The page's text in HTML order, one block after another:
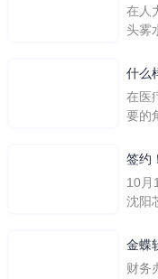
在人
头雾
么呢
什么
在医
要的
一个
签约
先企
10月
沈阳
下简
金蝶
财务